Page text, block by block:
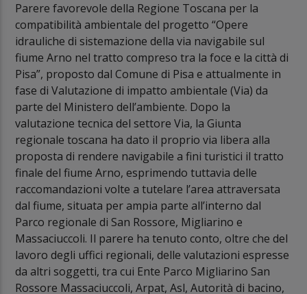
Parere favorevole della Regione Toscana per la
compatibilità ambientale del progetto “Opere
idrauliche di sistemazione della via navigabile sul
fiume Arno nel tratto compreso tra la foce e la città di
Pisa”, proposto dal Comune di Pisa e attualmente in
fase di Valutazione di impatto ambientale (Via) da
parte del Ministero dell’ambiente. Dopo la
valutazione tecnica del settore Via, la Giunta
regionale toscana ha dato il proprio via libera alla
proposta di rendere navigabile a fini turistici il tratto
finale del fiume Arno, esprimendo tuttavia delle
raccomandazioni volte a tutelare l’area attraversata
dal fiume, situata per ampia parte all’interno dal
Parco regionale di San Rossore, Migliarino e
Massaciuccoli. Il parere ha tenuto conto, oltre che del
lavoro degli uffici regionali, delle valutazioni espresse
da altri soggetti, tra cui Ente Parco Migliarino San
Rossore Massaciuccoli, Arpat, Asl, Autorità di bacino,